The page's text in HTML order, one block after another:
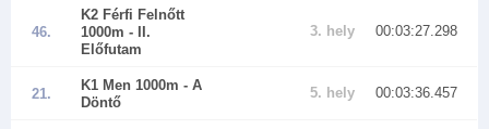
46.
K2 Férfi Felnőtt
1000m - II.
Előfutam
3. hely 00:03:27.298
21.
K1 Men 1000m - A
Döntő
5. hely 00:03:36.457